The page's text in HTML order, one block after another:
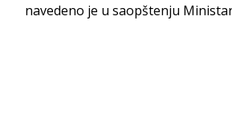
navedeno je u saopštenju